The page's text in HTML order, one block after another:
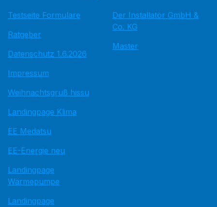
Testseite Formulare
Ratgeber
Datenschutz 1.6.2026
Impressum
Weihnachtsgruß hissu
Landingpage Klima
EE Medatsu
EE-Energie neu
Landingpage
Wärmepumpe
Landingpage
Der Installatör GmbH &
Co. KG
Master